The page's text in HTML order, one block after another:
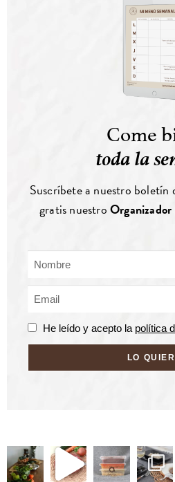
Come
toda la
Suscríbete a nuestro boletín
gratis nuestro
He leído y acepto la política
LO